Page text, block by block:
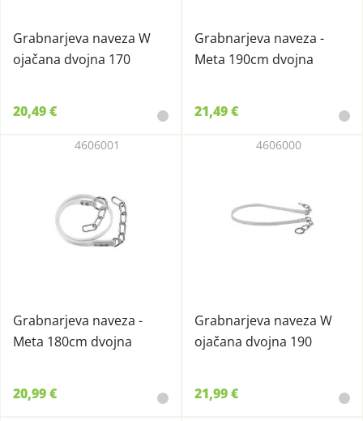
Grabnarjeva naveza W
ojačana dvojna 170
20,49 €
Grabnarjeva naveza -
Meta 190cm dvojna
21,49 €
Grabnarjeva naveza -
Meta 180cm dvojna
4606001
20,99 €
Grabnarjeva naveza W
ojačana dvojna 190
4606000
21,99 €